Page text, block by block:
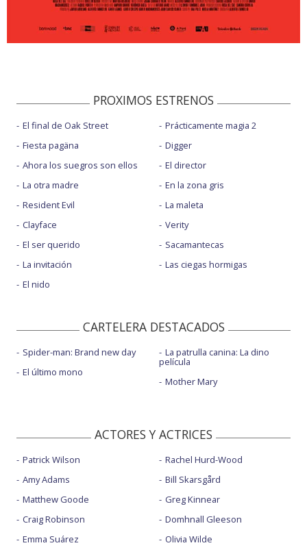
PROXIMOS ESTRENOS
El final de Oak Street
Fiesta pagäna
Ahora los suegros son ellos
La otra madre
Resident Evil
Clayface
El ser querido
La invitación
El nido
Prácticamente magia 2
Digger
El director
En la zona gris
La maleta
Verity
Sacamantecas
Las ciegas hormigas
CARTELERA DESTACADOS
Spider-man: Brand new day
El último mono
La patrulla canina: La dino
película
Mother Mary
ACTORES Y ACTRICES
Patrick Wilson
Amy Adams
Matthew Goode
Craig Robinson
Emma Suárez
Rachel Hurd-Wood
Bill Skarsgård
Greg Kinnear
Domhnall Gleeson
Olivia Wilde